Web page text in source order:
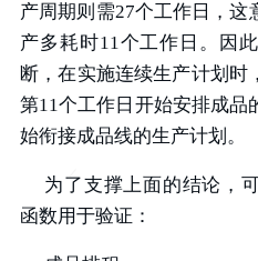
产周期则需27个工作日，这
产多耗时11个工作日。因
断，在实施连续生产计划时
第11个工作日开始安排成品
始衔接成品线的生产计划。
为了支撑上面的结论，
函数用于验证：